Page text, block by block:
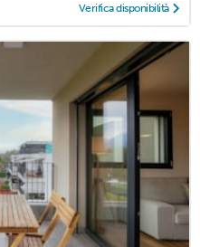
Verifica disponibilità